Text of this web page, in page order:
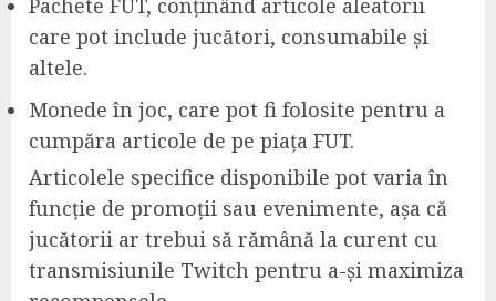
care pot include jucători, consumabile și
altele.
Monede în joc, care pot fi folosite pentru a
cumpăra articole de pe piața FUT.
Articolele specifice disponibile pot varia în
funcție de promoții sau evenimente, așa că
jucătorii ar trebui să rămână la curent cu
transmisiunile Twitch pentru a-și maximiza